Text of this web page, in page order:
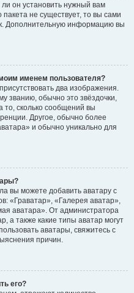
он установить нужный вам
пакета не существует, то вы сами
Дополнительную информацию вы
именем пользователя?
два изображения.
званию, обычно это звёздочки,
то, сколько сообщений вы
Другое, обычно более
и обычно уникально для
вы можете добавить аватару с
«Граватар», «Галерея аватар»,
аватара». От администратора
а также какие типы аватар могут
аватары, свяжитесь с
причин.
его?